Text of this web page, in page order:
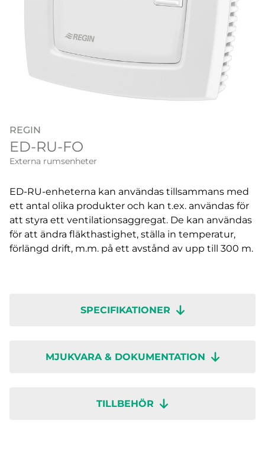
REGIN
ED-RU-FO
Externa rumsenheter
ED-RU-enheterna kan användas tillsammans med
ett antal olika produkter och kan t.ex. användas för
att styra ett ventilationsaggregat. De kan användas
för att ändra fläkthastighet, ställa in temperatur,
förlängd drift, m.m. på ett avstånd av upp till 300 m.
SPECIFIKATIONER
MJUKVARA & DOKUMENTATION
TILLBEHÖR